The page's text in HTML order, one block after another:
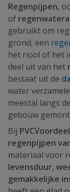
Regenpijpen,
of
gebruikt om
grond, een
het riool of het
deel uit van het
bestaat uit de
water
meestal langs
gebouw
Bij PVCVoordeel
regenpijpen
materiaal voor
levensduur,
gemakkelijke